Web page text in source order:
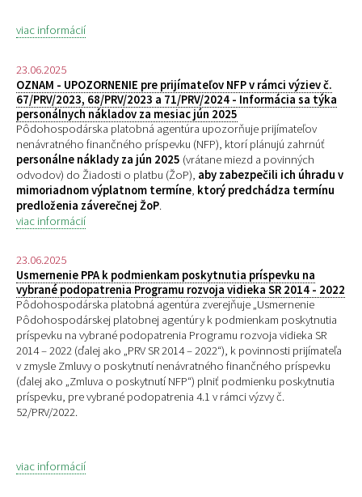
viac informácií
23.06.2025
OZNAM - UPOZORNENIE pre prijímateľov NFP v rámci výziev č.
67/PRV/2023, 68/PRV/2023 a 71/PRV/2024 - Informácia sa týka
personálnych nákladov za mesiac jún 2025
Pôdohospodárska platobná agentúra upozorňuje prijímateľov
nenávratného finančného príspevku (NFP), ktorí plánujú zahrnúť
personálne náklady za jún 2025 (vrátane miezd a povinných
odvodov) do Žiadosti o platbu (ŽoP), aby zabezpečili ich úhradu v
mimoriadnom výplatnom termíne, ktorý predchádza termínu
predloženia záverečnej ŽoP.
viac informácií
23.06.2025
Usmernenie PPA k podmienkam poskytnutia príspevku na
vybrané podopatrenia Programu rozvoja vidieka SR 2014 - 2022
Pôdohospodárska platobná agentúra zverejňuje „Usmernenie
Pôdohospodárskej platobnej agentúry k podmienkam poskytnutia
príspevku na vybrané podopatrenia Programu rozvoja vidieka SR
2014 – 2022 (ďalej ako „PRV SR 2014 – 2022“), k povinnosti prijímateľa
v zmysle Zmluvy o poskytnutí nenávratného finančného príspevku
(ďalej ako „Zmluva o poskytnutí NFP“) plniť podmienku poskytnutia
príspevku, prevybrané podopatrenia 4.1 v rámci výzvy č.
52/PRV/2022.
viac informácií